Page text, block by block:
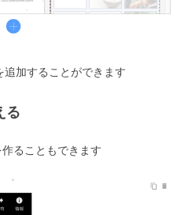
加することができます
る
ることもできます